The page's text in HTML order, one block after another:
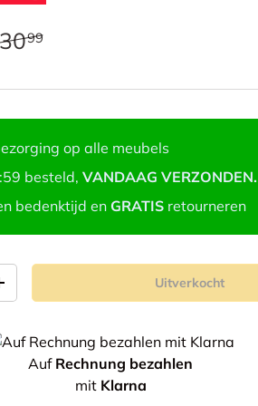
99
op alle meubels
besteld, VANDAAG VERZONDEN.
bedenktijd enGRATIS retourneren
Uitverkocht
AufRechnung bezahlen
mit Klarna